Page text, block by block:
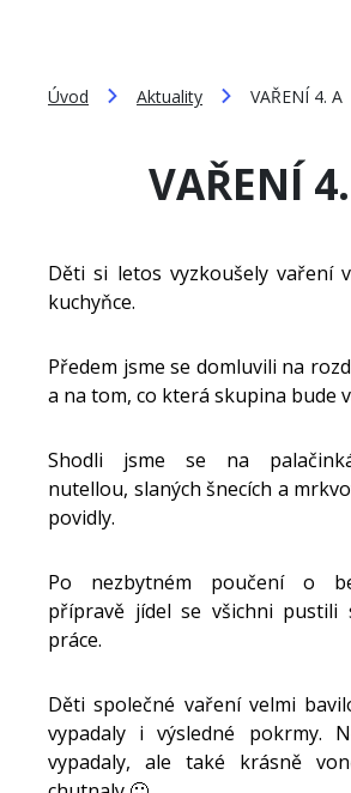
Úvod Aktuality VAŘENÍ 4. A
VAŘENÍ
Děti si letos vyzkoušely vaření
kuchyňce.
Předem jsme se domluvili na
a na tom, co která skupina bude
Shodli jsme se na
nutellou, slaných šnecích a
povidly.
Po nezbytném poučení o
přípravě jídel se všichni pustili
práce.
​Děti společné vaření velmi
vypadaly i výsledné pokrmy.
vypadaly, ale také krásně